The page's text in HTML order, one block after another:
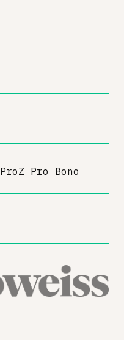
ProZ Pro Bono